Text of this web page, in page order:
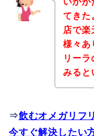
てきた
店で
様々あ
リー
みると
⇒飲むオメガリフ
今すぐ解決したい